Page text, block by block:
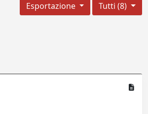
Tutti (8)
Esportazione